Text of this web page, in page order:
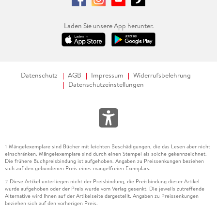
Laden Sie unsere App herunter.
Datenschutz AGB Impressum
Widerrufsbelehrung
Datenschutzeinstellungen
1 Mängelexemplare sind Bücher mit leichten Beschädigungen, die das Lesen aber nicht
einschränken. Mängelexemplare sind durch einen Stempel als solche gekennzeichnet.
Die frühere Buchpreisbindung ist aufgehoben. Angaben zu Preissenkungen beziehen
sich auf den gebundenen Preis eines mangelfreien Exemplars.
2 Diese Artikel unterliegen nicht der Preisbindung, die Preisbindung dieser Artikel
wurde aufgehoben oder der Preis wurde vom Verlag gesenkt. Die jeweils zutreffende
Alternative wird Ihnen auf der Artikelseite dargestellt. Angaben zu Preissenkungen
beziehen sich auf den vorherigen Preis.